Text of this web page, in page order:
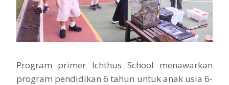
Program primer Ichthus School menawarkan
program pendidikan 6 tahun untuk anak usia 6-